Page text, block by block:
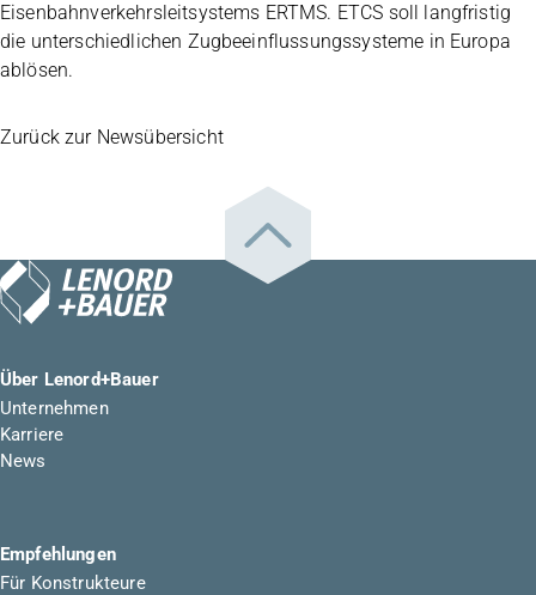
Eisenbahnverkehrsleitsystems ERTMS. ETCS soll langfristig
die unterschiedlichen Zugbeeinflussungssysteme in Europa
ablösen.
Zurück zur Newsübersicht
Über Lenord+Bauer
Unternehmen
Karriere
News
Empfehlungen
Für Konstrukteure